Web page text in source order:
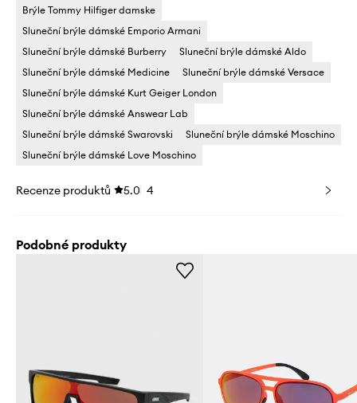
Brýle Tommy Hilfiger damske
Sluneční brýle dámské Emporio Armani
Sluneční brýle dámské Burberry
Sluneční brýle dámské Aldo
Sluneční brýle dámské Medicine
Sluneční brýle dámské Versace
Sluneční brýle dámské Kurt Geiger London
Sluneční brýle dámské Answear Lab
Sluneční brýle dámské Swarovski
Sluneční brýle dámské Moschino
Sluneční brýle dámské Love Moschino
Recenze produktů 5.0 4
Podobné produkty